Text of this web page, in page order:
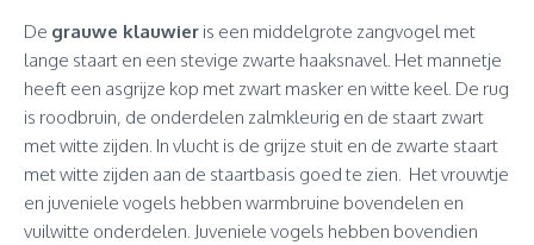
De grauwe klauwier is een middelgrote zangvogel met
lange staart en een stevige zwarte haaksnavel. Het mannetje
heeft een asgrijze kop met zwart masker en witte keel. De rug
is roodbruin, de onderdelen zalmkleurig en de staart zwart
met witte zijden. In vlucht is de grijze stuit en de zwarte staart
met witte zijden aan de staartbasis goed te zien. Het vrouwtje
en juveniele vogels hebben warmbruine bovendelen en
vuilwitte onderdelen. Juveniele vogels hebben bovendien